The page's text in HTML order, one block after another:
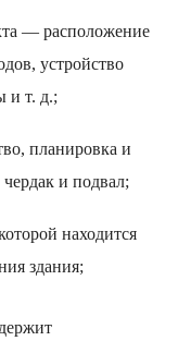
— расположение
устройство
и т. д.;
планировка и
и подвал;
находится
здания;